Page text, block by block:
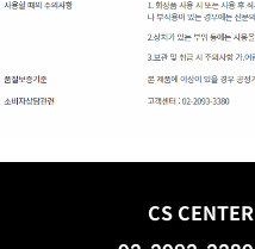
CS CENTER